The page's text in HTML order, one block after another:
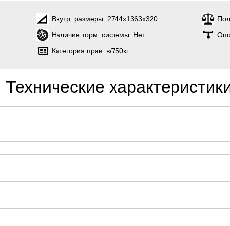
Внутр. размеры: 2744х1363х320
Наличие торм. системы: Нет
Категория прав: в/750кг
Технические